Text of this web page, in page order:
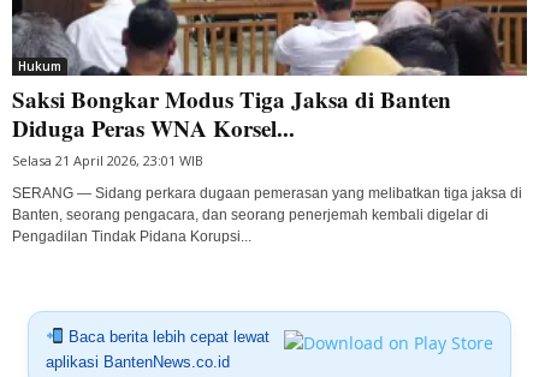
Hukum
Saksi Bongkar Modus Tiga Jaksa di Banten
Diduga Peras WNA Korsel...
Selasa 21 April 2026, 23:01 WIB
SERANG — Sidang perkara dugaan pemerasan yang melibatkan tiga jaksa di
Banten, seorang pengacara, dan seorang penerjemah kembali digelar di
Pengadilan Tindak Pidana Korupsi...
Baca berita lebih cepat lewat
aplikasi BantenNews.co.id